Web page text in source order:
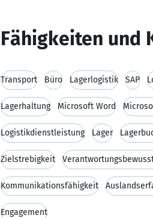
Fähigkeiten und
Transport Büro Lagerlogistik SAP
Lagerhaltung Microsoft Word
Logistikdienstleistung Lager
Zielstrebigkeit
Kommunikationsfähigkeit
Engagement